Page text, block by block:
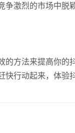
激烈的市场中脱
的方法来提高你
行动起来，体验